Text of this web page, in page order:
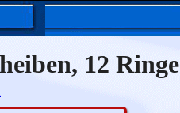
12 Ringe